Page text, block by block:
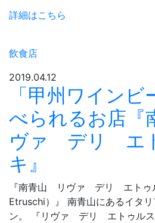
詳細はこちら
飲食店
2019.04.12
「甲州ワイン
べられるお店
ヴァ デリ エ
キ』
『南青山 リヴァ デリ エト
Etruschi）』 南青山にあるイタ
ン。 『リヴァ デリ エトゥルス